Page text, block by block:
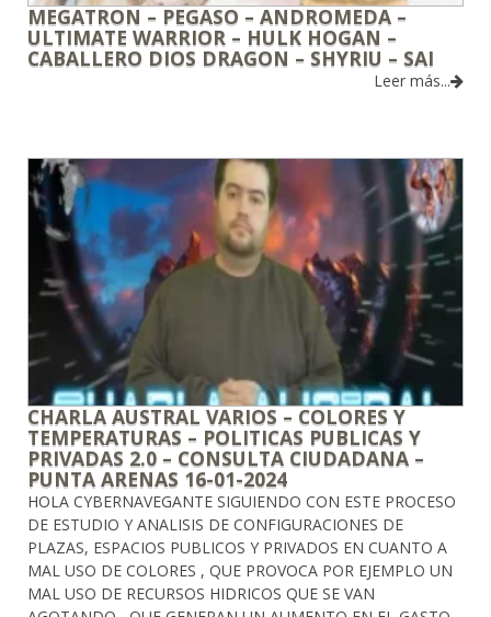
MEGATRON – PEGASO – ANDROMEDA –
ULTIMATE WARRIOR – HULK HOGAN –
CABALLERO DIOS DRAGON – SHYRIU – SAI
Leer más...
CHARLA AUSTRAL VARIOS – COLORES Y
TEMPERATURAS – POLITICAS PUBLICAS Y
PRIVADAS 2.0 – CONSULTA CIUDADANA –
PUNTA ARENAS 16-01-2024
HOLA CYBERNAVEGANTE SIGUIENDO CON ESTE PROCESO
DE ESTUDIO Y ANALISIS DE CONFIGURACIONES DE
PLAZAS, ESPACIOS PUBLICOS Y PRIVADOS EN CUANTO A
MAL USO DE COLORES , QUE PROVOCA POR EJEMPLO UN
MAL USO DE RECURSOS HIDRICOS QUE SE VAN